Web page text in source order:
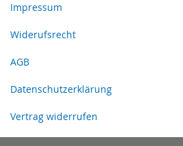
Impressum
Widerufsrecht
AGB
Datenschutzerklärung
Vertrag widerrufen